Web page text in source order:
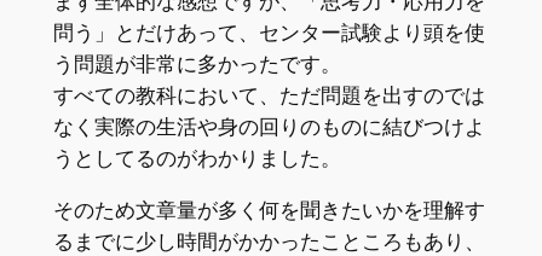
問う」とだけあって、センター試験より頭を使
う問題が非常に多かったです。
すべての教科において、ただ問題を出すのでは
なく実際の生活や身の回りのものに結びつけよ
うとしてるのがわかりました。
そのため文章量が多く何を聞きたいかを理解す
るまでに少し時間がかかったこところもあり、